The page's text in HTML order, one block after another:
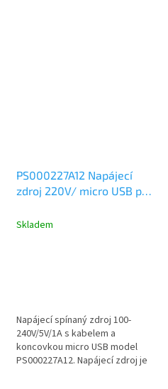
PS000227A12 Napájecí
zdroj 220V/ micro USB pro
TLK100, EVX-S24
Skladem
Napájecí spínaný zdroj 100-
240V/5V/1A s kabelem a
koncovkou micro USB model
PS000227A12. Napájecí zdroj je